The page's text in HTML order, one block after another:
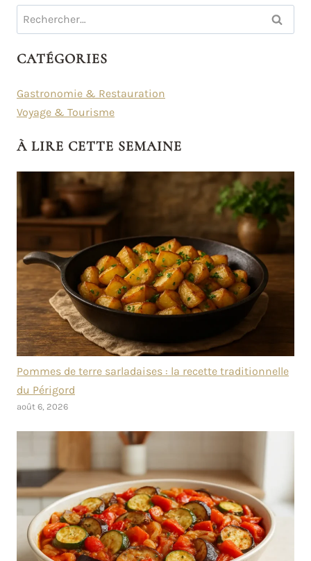
Rechercher :
CATÉGORIES
Gastronomie & Restauration
Voyage & Tourisme
À LIRE CETTE SEMAINE
Pommes de terre sarladaises : la recette traditionnelle
du Périgord
août 6, 2026